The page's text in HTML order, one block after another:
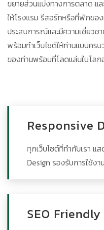
ขยายส่วนแบ่งทางการตลาด แ
ให้โรงแรม รีสอร์ทหรือที่พักขอ
ประสบการณ์และมีความเชี่ยวช
พร้อมทำเว็บไซต์ให้ท่านแบบคร
ของท่านพร้อมที่โลดแล่นในโลก
Responsive
ทุกเว็บไซต์ที่ทำกับเรา แ
Design รองรับการใช้
SEO Friendly